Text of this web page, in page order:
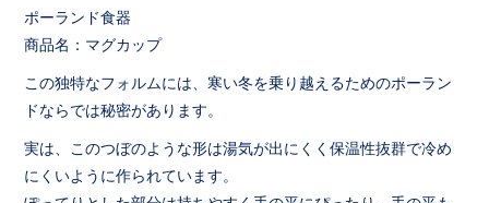
ポーランド食器
商品名：マグカップ
この独特なフォルムには、寒い冬を乗り越えるためのポーラン
ドならでは秘密があります。
実は、このつぼのような形は湯気が出にくく保温性抜群で冷め
にくいように作られています。